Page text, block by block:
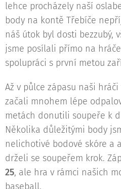
lehce procházely naší
body na kontě Třebíče
náš útok byl dosti bezzubý,
jsme posílali přímo na
spolupráci s první metou
Až v půlce zápasu naši
začali mnohem lépe
metách donutili soupeře k
Několika důležitými body
nelichotivé bodové skóre a
drželi se soupeřem krok.
25, ale hra v rámci našich
baseball.